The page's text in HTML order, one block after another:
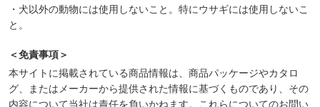
・犬以外の動物には使用しないこと。特にウサギには使用しないこ
と。
＜免責事項＞
本サイトに掲載されている商品情報は、商品パッケージやカタロ
グ、またはメーカーから提供された情報に基づくものであり、その
内容について当社は責任を負いかねます。これらについてのお問い